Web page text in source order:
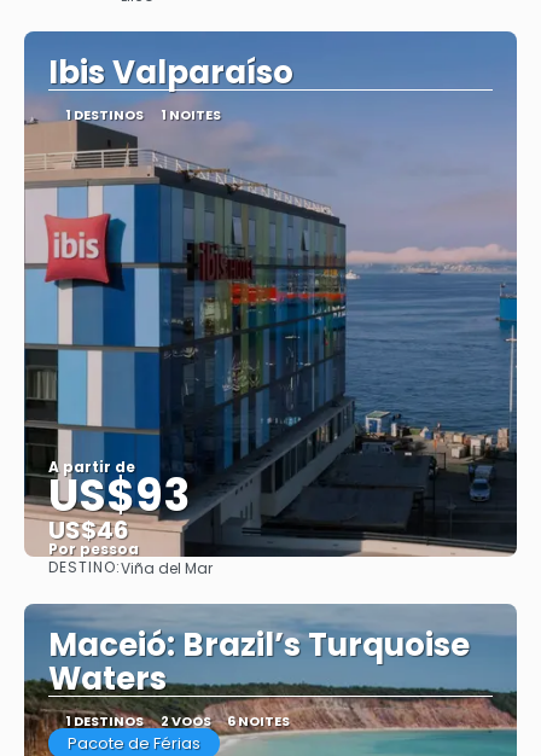
Ibis Valparaíso
1 DESTINOS 1 NOITES
A partir de
US$93
US$46
Por pessoa
DESTINO:Viña del Mar
Maceió: Brazil’s Turquoise
Waters
1 DESTINOS 2 VOOS 6 NOITES
Pacote de Férias